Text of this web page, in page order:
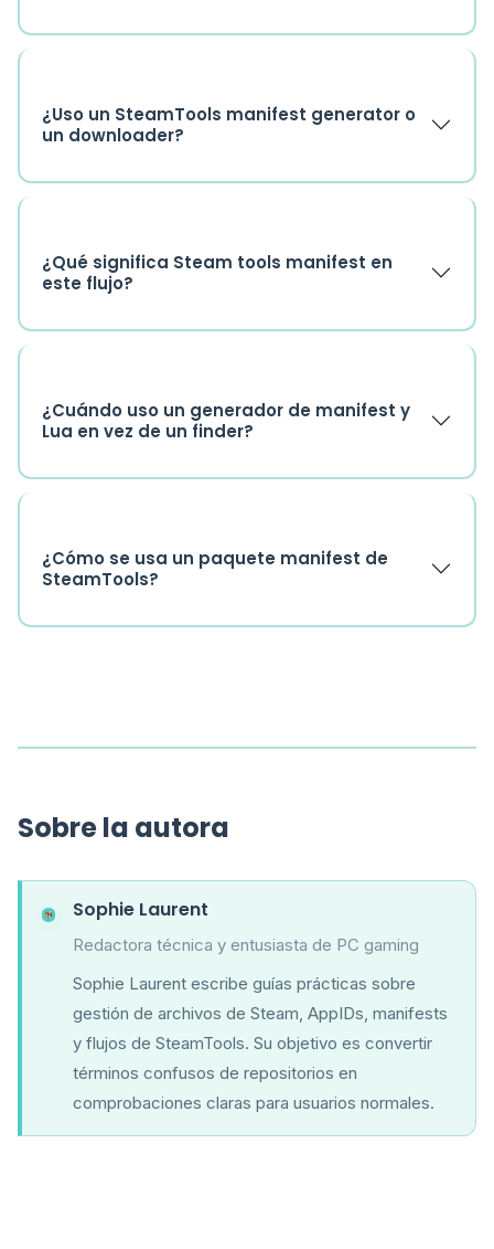
¿Uso un SteamTools manifest generator o
un downloader?
¿Qué significa Steam tools manifest en
este flujo?
¿Cuándo uso un generador de manifest y
Lua en vez de un finder?
¿Cómo se usa un paquete manifest de
SteamTools?
Sobre la autora
Sophie Laurent
Redactora técnica y entusiasta de PC gaming
Sophie Laurent escribe guías prácticas sobre
gestión de archivos de Steam, AppIDs, manifests
y flujos de SteamTools. Su objetivo es convertir
términos confusos de repositorios en
comprobaciones claras para usuarios normales.